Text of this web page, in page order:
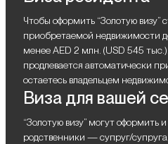
Чтобы оформить “Золотую визу”
приобретаемой недвижимости
менее AED 2 млн. (USD 545
продлевается автоматически
остаетесь владельцем
Виза для вашей
“Золотую визу” могут
родственники — супруг/